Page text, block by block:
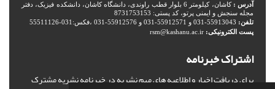
آدرس :
کاشان، کیلومتر 6 بلوار قطب راوندی، دانشگاه کاشان، دانشکده فیزیک، دفتر
مجله سنجش و ایمنی پرتو، کد پستی: 8731753153
تلفن:
پست الکترونیکی: rsm@kashanu.ac.ir
اشتراک خبرنامه
برای دریافت اخبار و اطلاعیه های مهم نشریه در خبرنامه نشریه مشترک